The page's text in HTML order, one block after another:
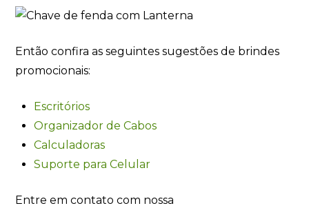
Então confira as seguintes sugestões de brindes
promocionais:
Escritórios
Organizador de Cabos
Calculadoras
Suporte para Celular
Entre em contato com nossa